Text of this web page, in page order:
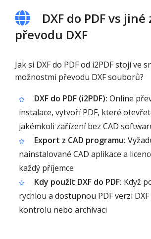
DXF do PDF vs
převodu DXF
Jak si DXF do PDF od i2PDF stojí ve
možnostmi převodu DXF souborů?
DXF do PDF (i2PDF): Online
instalace, vytvoří PDF, které
jakémkoli zařízení bez CAD
Export z CAD programu:
nainstalované CAD aplikace a
každý příjemce
Kdy použít DXF do PDF: Když
rychlou a dostupnou PDF verzi
kontrolu nebo archivaci